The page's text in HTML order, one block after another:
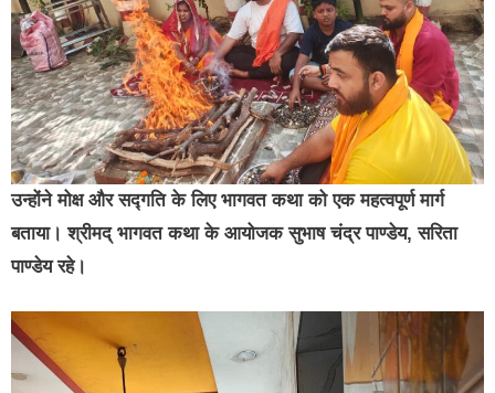
उन्होंने मोक्ष और सद्गति के लिए भागवत कथा को एक महत्वपूर्ण मार्ग
बताया। श्रीमद् भागवत कथा के आयोजक सुभाष चंद्र पाण्डेय, सरिता
पाण्डेय रहे।